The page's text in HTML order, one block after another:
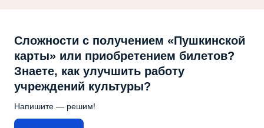
Сложности с получением «Пушкинской
карты» или приобретением билетов?
Знаете, как улучшить работу
учреждений культуры?
Напишите — решим!